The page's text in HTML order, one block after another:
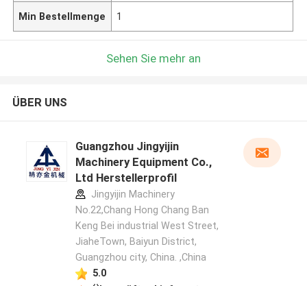
Min Bestellmenge 1
Sehen Sie mehr an
ÜBER UNS
Guangzhou Jingyijin
Machinery Equipment Co.,
Ltd Herstellerprofil
Jingyijin Machinery
No.22,Chang Hong Chang Ban
Keng Bei industrial West Street,
JiaheTown, Baiyun District,
Guangzhou city, China. ,China
5.0